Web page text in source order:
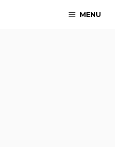
MENU